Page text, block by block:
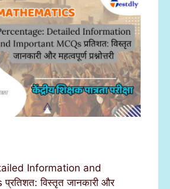
Information and
विस्तृत जानकारी और